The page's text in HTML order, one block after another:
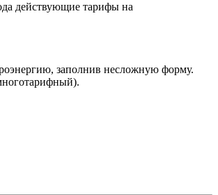
действующие тарифы на
заполнив несложную форму.